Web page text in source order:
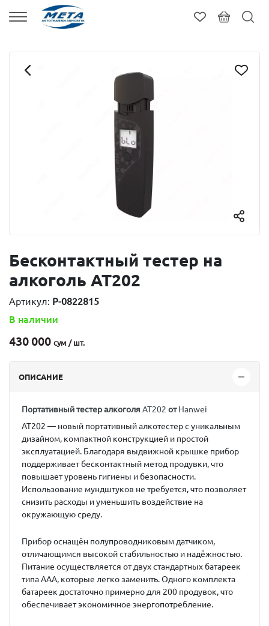
Бесконтактный тестер на
алкоголь AT202
Артикул: P-0822815
В наличии
430 000 сум / шт.
ОПИСАНИЕ
Портативный тестер алкоголя AT202 отHanwei
AT202 — новый портативный алкотестер с уникальным
дизайном, компактной конструкцией и простой
эксплуатацией. Благодаря выдвижной крышке прибор
поддерживаетбесконтактный метод продувки, что
повышает уровень гигиены и безопасности.
Использование мундштуков не требуется, что позволяет
снизить расходы и уменьшить воздействие на
окружающую среду.
Прибор оснащён полупроводниковым датчиком,
отличающимся высокой стабильностью и надёжностью.
Питание осуществляется от двух стандартных батареек
типаAAA, которые легко заменить. Одного комплекта
батареек достаточно примерно для 200 продувок, что
обеспечивает экономичное энергопотребление.